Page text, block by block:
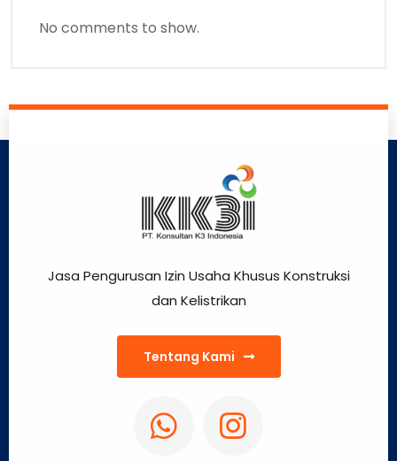
No comments to show.
Jasa Pengurusan Izin Usaha Khusus Konstruksi
dan Kelistrikan
Tentang Kami